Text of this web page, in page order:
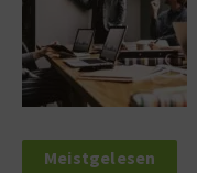
Meistgelesen